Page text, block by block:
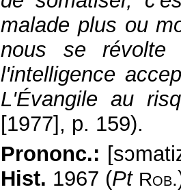
malade plus ou
nous se
l'intelligence
L'Évangile au
[1977] , p. 159).
Prononc.:
Hist. 1967 (Pt Rob.